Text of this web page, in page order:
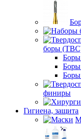
боры
финиры
Гигиена, защита